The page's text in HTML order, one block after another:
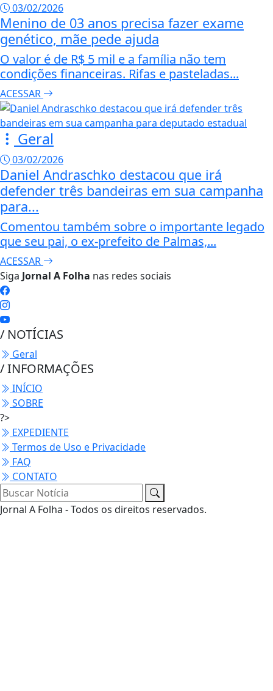
03/02/2026
Menino de 03 anos precisa fazer exame
genético, mãe pede ajuda
O valor é de R$ 5 mil e a família não tem
condições financeiras. Rifas e pasteladas...
ACESSAR
Geral
03/02/2026
Daniel Andraschko destacou que irá
defender três bandeiras em sua campanha
para...
Comentou também sobre o importante legado
que seu pai, o ex-prefeito de Palmas,...
ACESSAR
Siga Jornal A Folha nas redes sociais
/ NOTÍCIAS
Geral
/ INFORMAÇÕES
INÍCIO
SOBRE
?>
EXPEDIENTE
Termos de Uso e Privacidade
FAQ
CONTATO
Jornal A Folha - Todos os direitos reservados.